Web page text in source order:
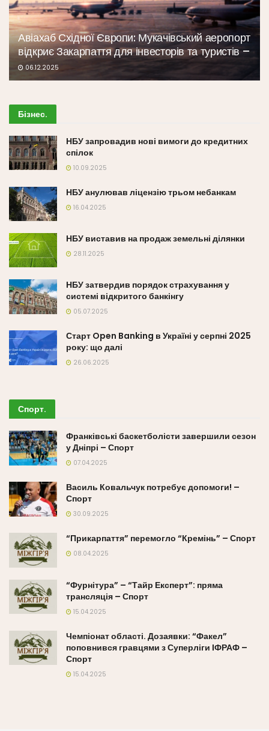
Авіахаб Східної Європи: Мукачівський аеропорт
відкриє Закарпаття для інвесторів та туристів –
06.12.2025
Бізнес.
НБУ запровадив нові вимоги до кредитних
спілок
10.09.2025
НБУ анулював ліцензію трьом небанкам
16.04.2025
НБУ виставив на продаж земельні ділянки
28.11.2025
НБУ затвердив порядок страхування у
системі відкритого банкінгу
05.07.2025
Старт Open Banking в Україні у серпні 2025
року: що далі
26.06.2025
Спорт.
Франківські баскетболісти завершили сезон
у Дніпрі – Спорт
07.04.2025
Василь Ковальчук потребує допомоги! –
Спорт
30.09.2025
“Прикарпаття” перемогло “Кремінь” – Спорт
08.04.2025
“Фурнітура” – “Тайр Експерт”: пряма
трансляція – Спорт
15.04.2025
Чемпіонат області. Дозаявки: “Факел”
поповнився гравцями з Суперліги ІФРАФ –
Спорт
15.04.2025